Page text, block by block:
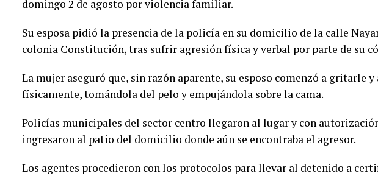
domingo 2 de agosto por violencia familiar.
Su esposa pidió la presencia de la policía en su domicilio de la calle
colonia Constitución, tras sufrir agresión física y verbal por parte de su
La mujer aseguró que, sin razón aparente, su esposo comenzó a gritarle
físicamente, tomándola del pelo y empujándola sobre la cama.
Policías municipales del sector centro llegaron al lugar y con
ingresaron al patio del domicilio donde aún se encontraba el agresor.
Los agentes procedieron con los protocolos para llevar al detenido a